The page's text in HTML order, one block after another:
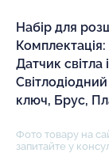
Набір для
Датчик світла
ключ, Брус,
Фото товару на
запитайте у